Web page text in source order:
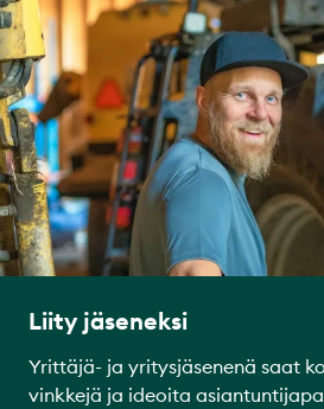
Liity jäseneksi
Yrittäjä- ja yritysjäsenenä saat
vinkkejä ja ideoita